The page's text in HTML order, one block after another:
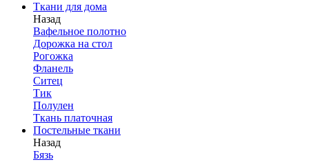
Ткани для дома
Назад
Вафельное полотно
Дорожка на стол
Рогожка
Фланель
Ситец
Тик
Полулен
Ткань платочная
Постельные ткани
Назад
Бязь